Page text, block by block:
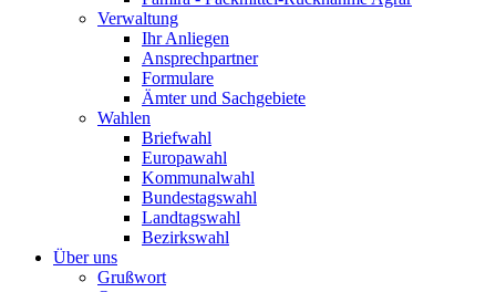
Verwaltung
Ihr Anliegen
Ansprechpartner
Formulare
Ämter und Sachgebiete
Wahlen
Briefwahl
Europawahl
Kommunalwahl
Bundestagswahl
Landtagswahl
Bezirkswahl
Über uns
Grußwort